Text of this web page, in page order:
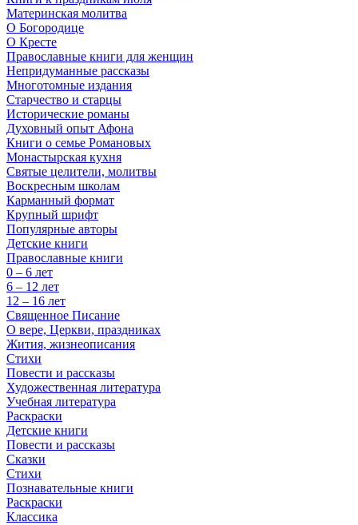
Материнская молитва
О Богородице
О Кресте
Православные книги для женщин
Непридуманные рассказы
Многотомные издания
Старчество и старцы
Исторические романы
Духовный опыт Афона
Книги о семье Романовых
Монастырская кухня
Святые целители, молитвы
Воскресным школам
Карманный формат
Крупный шрифт
Популярные авторы
Детские книги
Православные книги
0 – 6 лет
6 – 12 лет
12 – 16 лет
Священное Писание
О вере, Церкви, праздниках
Жития, жизнеописания
Стихи
Повести и рассказы
Художественная литература
Учебная литература
Раскраски
Детские книги
Повести и рассказы
Сказки
Стихи
Познавательные книги
Раскраски
Классика